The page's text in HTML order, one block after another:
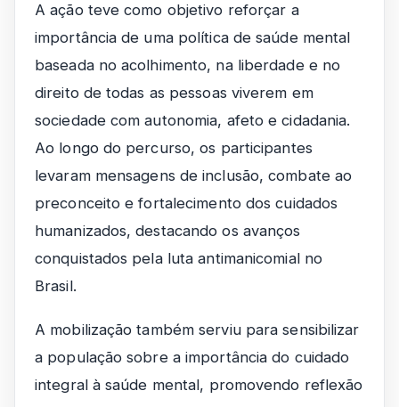
A ação teve como objetivo reforçar a
importância de uma política de saúde mental
baseada no acolhimento, na liberdade e no
direito de todas as pessoas viverem em
sociedade com autonomia, afeto e cidadania.
Ao longo do percurso, os participantes
levaram mensagens de inclusão, combate ao
preconceito e fortalecimento dos cuidados
humanizados, destacando os avanços
conquistados pela luta antimanicomial no
Brasil.
A mobilização também serviu para sensibilizar
a população sobre a importância do cuidado
integral à saúde mental, promovendo reflexão